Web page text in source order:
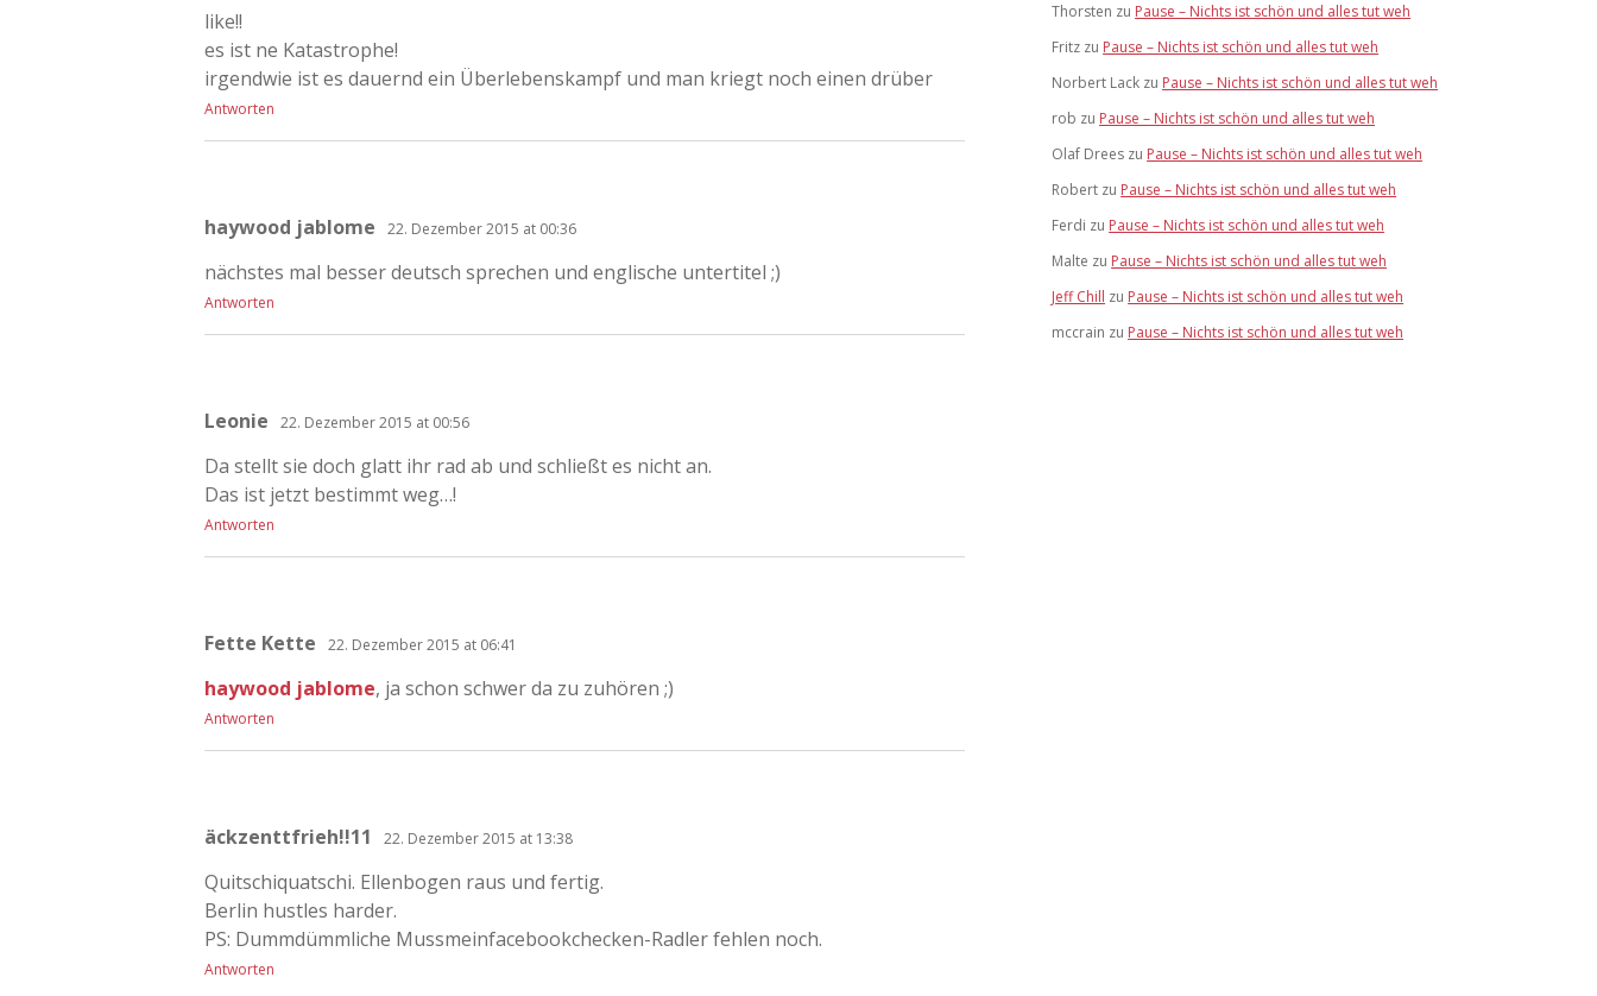
like!!
es ist ne Katastrophe!
irgendwie ist es dauernd ein Überlebenskampf und man kriegt noch einen drüber
Antworten
haywood jablome 22. Dezember 2015 at 00:36
nächstes mal besser deutsch sprechen und englische untertitel ;)
Antworten
Leonie 22. Dezember 2015 at 00:56
Da stellt sie doch glatt ihr rad ab und schließt es nicht an.
Das ist jetzt bestimmt weg…!
Antworten
Fette Kette 22. Dezember 2015 at 06:41
haywood jablome, ja schon schwer da zu zuhören ;)
Antworten
äckzenttfrieh!!11 22. Dezember 2015 at 13:38
Quitschiquatschi. Ellenbogen raus und fertig.
Berlin hustles harder.
PS: Dummdümmliche Mussmeinfacebookchecken-Radler fehlen noch.
Antworten
Thorsten zu Pause – Nichts ist schön und alles tut weh
Fritz zu Pause – Nichts ist schön und alles tut weh
Norbert Lack zu Pause – Nichts ist schön und alles tut weh
rob zu Pause – Nichts ist schön und alles tut weh
Olaf Drees zu Pause – Nichts ist schön und alles tut weh
Robert zu Pause – Nichts ist schön und alles tut weh
Ferdi zu Pause – Nichts ist schön und alles tut weh
Malte zu Pause – Nichts ist schön und alles tut weh
Jeff Chill zu Pause – Nichts ist schön und alles tut weh
mccrain zu Pause – Nichts ist schön und alles tut weh